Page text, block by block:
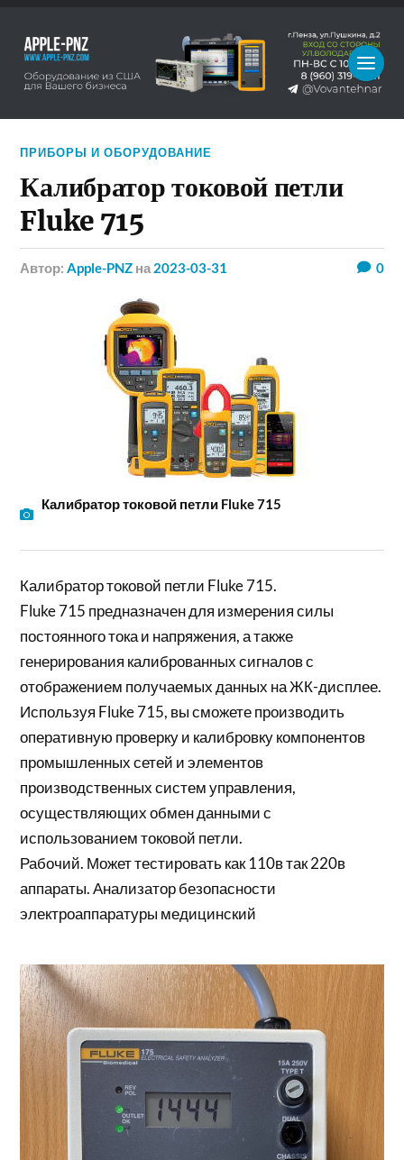
ПРИБОРЫ И ОБОРУДОВАНИЕ
Калибратор токовой петли
Fluke 715
Автор:Apple-PNZ на 2023-03-31 0
Калибратор токовой петли Fluke 715
Калибратор токовой петли Fluke 715.
Fluke 715 предназначен для измерения силы
постоянного тока и напряжения, а также
генерирования калиброванных сигналов с
отображением получаемых данных на ЖК-дисплее.
Используя Fluke 715, вы сможете производить
оперативную проверку и калибровку компонентов
промышленных сетей и элементов
производственных систем управления,
осуществляющих обмен данными с
использованием токовой петли.
Рабочий. Может тестировать как 110в так 220в
аппараты. Анализатор безопасности
электроаппаратуры медицинский